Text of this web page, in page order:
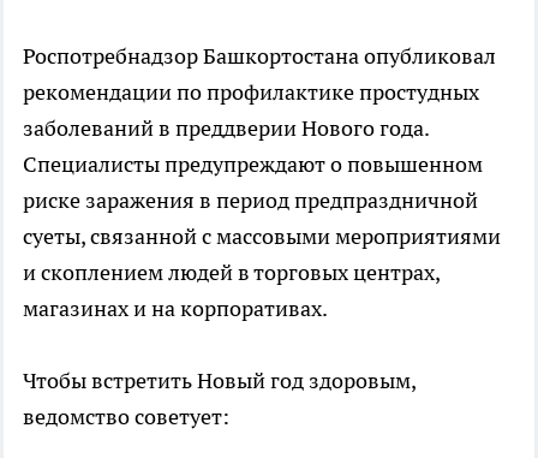
Роспотребнадзор Башкортостана опубликовал
рекомендации по профилактике простудных
заболеваний в преддверии Нового года.
Специалисты предупреждают о повышенном
риске заражения в период предпраздничной
суеты, связанной с массовыми мероприятиями
и скоплением людей в торговых центрах,
магазинах и на корпоративах.
Чтобы встретить Новый год здоровым,
ведомство советует: